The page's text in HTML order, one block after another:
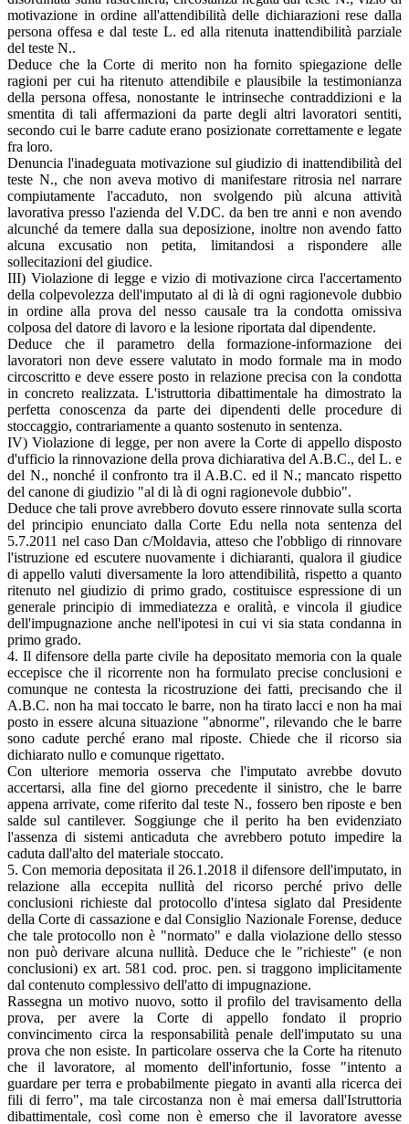
motivazione in ordine all'attendibilità delle dichiarazioni rese dalla
persona offesa e dal teste L. ed alla ritenuta inattendibilità parziale
del teste N..
Deduce che la Corte di merito non ha fornito spiegazione delle
ragioni per cui ha ritenuto attendibile e plausibile la testimonianza
della persona offesa, nonostante le intrinseche contraddizioni e la
smentita di tali affermazioni da parte degli altri lavoratori sentiti,
secondo cui le barre cadute erano posizionate correttamente e legate
fra loro.
Denuncia l'inadeguata motivazione sul giudizio di inattendibilità del
teste N., che non aveva motivo di manifestare ritrosia nel narrare
compiutamente l'accaduto, non svolgendo più alcuna attività
lavorativa presso l'azienda del V.DC. da ben tre anni e non avendo
alcunché da temere dalla sua deposizione, inoltre non avendo fatto
alcuna excusatio non petita, limitandosi a rispondere alle
sollecitazioni del giudice.
III) Violazione di legge e vizio di motivazione circa l'accertamento
della colpevolezza dell'imputato al di là di ogni ragionevole dubbio
in ordine alla prova del nesso causale tra la condotta omissiva
colposa del datore di lavoro e la lesione riportata dal dipendente.
Deduce che il parametro della formazione-informazione dei
lavoratori non deve essere valutato in modo formale ma in modo
circoscritto e deve essere posto in relazione precisa con la condotta
in concreto realizzata. L'istruttoria dibattimentale ha dimostrato la
perfetta conoscenza da parte dei dipendenti delle procedure di
stoccaggio, contrariamente a quanto sostenuto in sentenza.
IV) Violazione di legge, per non avere la Corte di appello disposto
d'ufficio la rinnovazione della prova dichiarativa del A.B.C., del L. e
del N., nonché il confronto tra il A.B.C. ed il N.; mancato rispetto
del canone di giudizio "al di là di ogni ragionevole dubbio".
Deduce che tali prove avrebbero dovuto essere rinnovate sulla scorta
del principio enunciato dalla Corte Edu nella nota sentenza del
5.7.2011 nel caso Dan c/Moldavia, atteso che l'obbligo di rinnovare
l'istruzione ed escutere nuovamente i dichiaranti, qualora il giudice
di appello valuti diversamente la loro attendibilità, rispetto a quanto
ritenuto nel giudizio di primo grado, costituisce espressione di un
generale principio di immediatezza e oralità, e vincola il giudice
dell'impugnazione anche nell'ipotesi in cui vi sia stata condanna in
primo grado.
4. Il difensore della parte civile ha depositato memoria con la quale
eccepisce che il ricorrente non ha formulato precise conclusioni e
comunque ne contesta la ricostruzione dei fatti, precisando che il
A.B.C. non ha mai toccato le barre, non ha tirato lacci e non ha mai
posto in essere alcuna situazione "abnorme", rilevando che le barre
sono cadute perché erano mal riposte. Chiede che il ricorso sia
dichiarato nullo e comunque rigettato.
Con ulteriore memoria osserva che l'imputato avrebbe dovuto
accertarsi, alla fine del giorno precedente il sinistro, che le barre
appena arrivate, come riferito dal teste N., fossero ben riposte e ben
salde sul cantilever. Soggiunge che il perito ha ben evidenziato
l'assenza di sistemi anticaduta che avrebbero potuto impedire la
caduta dall'alto del materiale stoccato.
5. Con memoria depositata il 26.1.2018 il difensore dell'imputato, in
relazione alla eccepita nullità del ricorso perché privo delle
conclusioni richieste dal protocollo d'intesa siglato dal Presidente
della Corte di cassazione e dal Consiglio Nazionale Forense, deduce
che tale protocollo non è "normato" e dalla violazione dello stesso
non può derivare alcuna nullità. Deduce che le "richieste" (e non
conclusioni) ex art. 581 cod. proc. pen. si traggono implicitamente
dal contenuto complessivo dell'atto di impugnazione.
Rassegna un motivo nuovo, sotto il profilo del travisamento della
prova, per avere la Corte di appello fondato il proprio
convincimento circa la responsabilità penale dell'imputato su una
prova che non esiste. In particolare osserva che la Corte ha ritenuto
che il lavoratore, al momento dell'infortunio, fosse "intento a
guardare per terra e probabilmente piegato in avanti alla ricerca dei
fili di ferro", ma tale circostanza non è mai emersa dall'Istruttoria
dibattimentale, così come non è emerso che il lavoratore avesse